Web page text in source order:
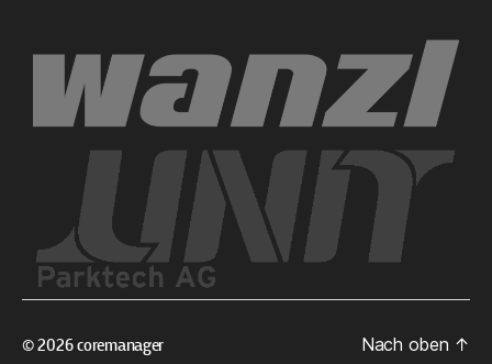
© 2026coremanager Nach oben ↑